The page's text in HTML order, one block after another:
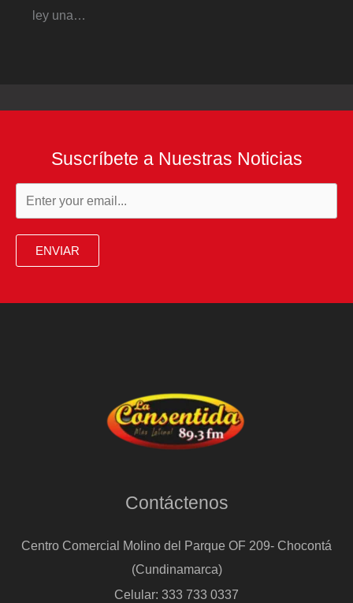
ley una…
Suscríbete a Nuestras Noticias
ENVIAR
Contáctenos
Centro Comercial Molino del Parque OF 209- Chocontá
(Cundinamarca)
Celular: 333 733 0337